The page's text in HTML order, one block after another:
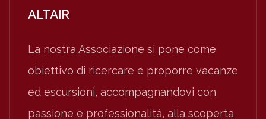
ALTAIR
La nostra Associazione si pone come
obiettivo di ricercare e proporre vacanze
ed escursioni, accompagnandovi con
passione e professionalità, alla scoperta